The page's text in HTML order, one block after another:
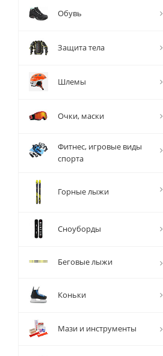
Обувь
Защита тела
Шлемы
Очки, маски
Фитнес, игровые виды
спорта
Горные лыжи
Сноуборды
Беговые лыжи
Коньки
Мази и инструменты